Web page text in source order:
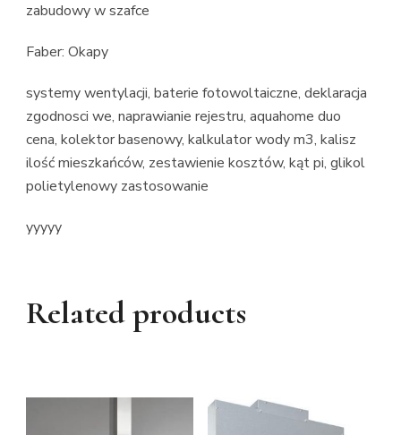
zabudowy w szafce
Faber: Okapy
systemy wentylacji, baterie fotowoltaiczne, deklaracja
zgodnosci we, naprawianie rejestru, aquahome duo
cena, kolektor basenowy, kalkulator wody m3, kalisz
ilość mieszkańców, zestawienie kosztów, kąt pi, glikol
polietylenowy zastosowanie
yyyyy
Related products